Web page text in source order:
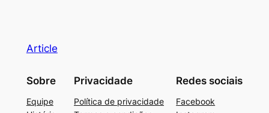
Article
Sobre
Equipe
Privacidade
Política de privacidade
Redes sociais
Facebook